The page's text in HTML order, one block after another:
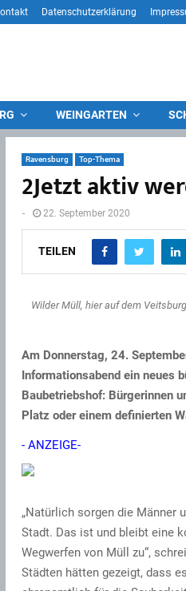
Datenschutzerklärung
WEINGARTEN
Ravensburg Top-Thema
2Jetzt aktiv
- 22. September 2020
TEILEN
Wilder Müll, hier auf dem
Am Donnerstag, 24.
Informationsabend ein neues
Baubetriebshof: Bürgerinnen
Platz oder einem definierten
- ANZEIGE-
„Natürlich sorgen die Männer
Stadt. Das ist und bleibt eine
Wegwerfen von Müll zu“,
Städten hätten gezeigt, dass